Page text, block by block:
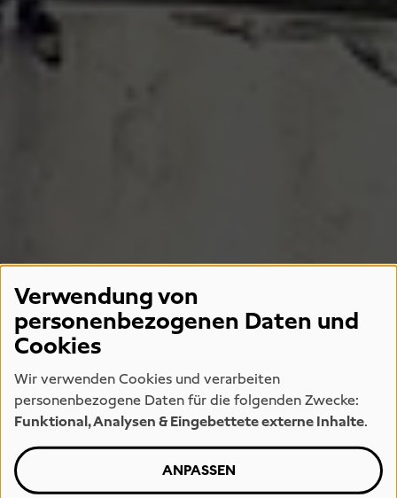
Verwendung von
personenbezogenen Daten und
Cookies
Wir verwenden Cookies und verarbeiten
personenbezogene Daten für die folgenden Zwecke:
Funktional, Analysen & Eingebettete externe Inhalte.
ANPASSEN